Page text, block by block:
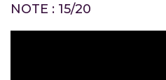
NOTE : 15/20